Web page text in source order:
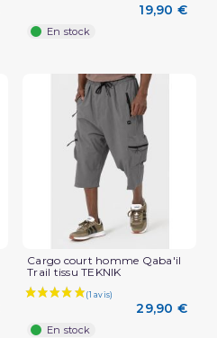
19,90 €
En stock
Cargo court homme Qaba'il
Trail tissu TEKNIK
29,90 €
En stock